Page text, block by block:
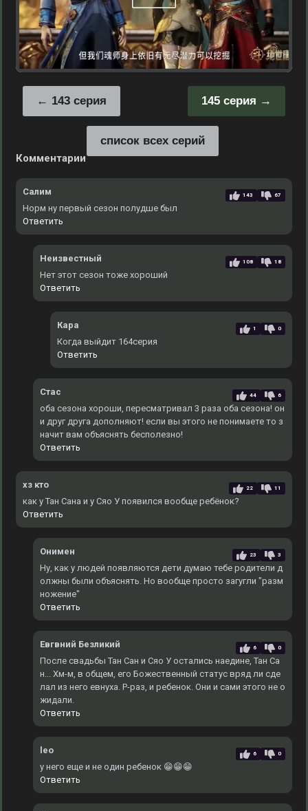
145 серия
143 серия
список всех серий
Комментарии
Салим 143 67
Норм ну первый сезон полудше был
Ответить
Неизвестный 108 18
Нет этот сезон тоже хороший
Ответить
Кара 1 0
Когда выйдит 164серия
Ответить
Стас 44 6
оба сезона хороши, пересматривал 3 раза оба сезона! он
и друг друга дополняют! если вы этого не понимаете то з
начит вам объяснять бесполезно!
Ответить
хз кто 22 11
как у Тан Сана и у Сяо У появился вообще ребёнок?
Ответить
Онимен 23 3
Ну, как у людей появляются дети думаю тебе родители д
олжны были объяснять. Но вообще просто загугли "разм
ножение"
Ответить
Евгвний Безликий 6 0
После свадьбы Тан Сан и Сяо У остались наедине, Тан Са
н... Хм-м, в общем, его Божественный статус вряд ли сде
лал из него евнуха. Р-раз, и ребенок. Они и сами этого не о
жидали.
Ответить
leo 6 0
у него еще и не один ребенок 😁😁😁
Ответить